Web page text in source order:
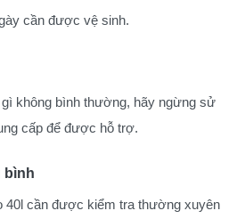
cần được vệ sinh.
không bình thường, hãy ngừng sử
cấp để được hỗ trợ.
bình
40l cần được kiểm tra thường xuyên